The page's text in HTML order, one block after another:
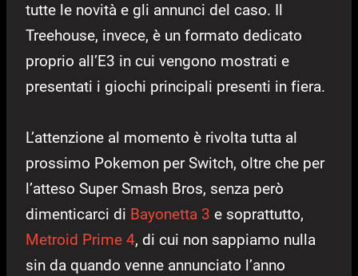
tutte le novità e gli annunci del caso. Il
Treehouse, invece, è un formato dedicato
proprio all’E3 in cui vengono mostrati e
presentati i giochi principali presenti in fiera.
L’attenzione al momento è rivolta tutta al
prossimo Pokemon per Switch, oltre che per
l’atteso Super Smash Bros, senza però
dimenticarci di Bayonetta 3 e soprattutto,
Metroid Prime 4, di cui non sappiamo nulla
sin da quando venne annunciato l’anno